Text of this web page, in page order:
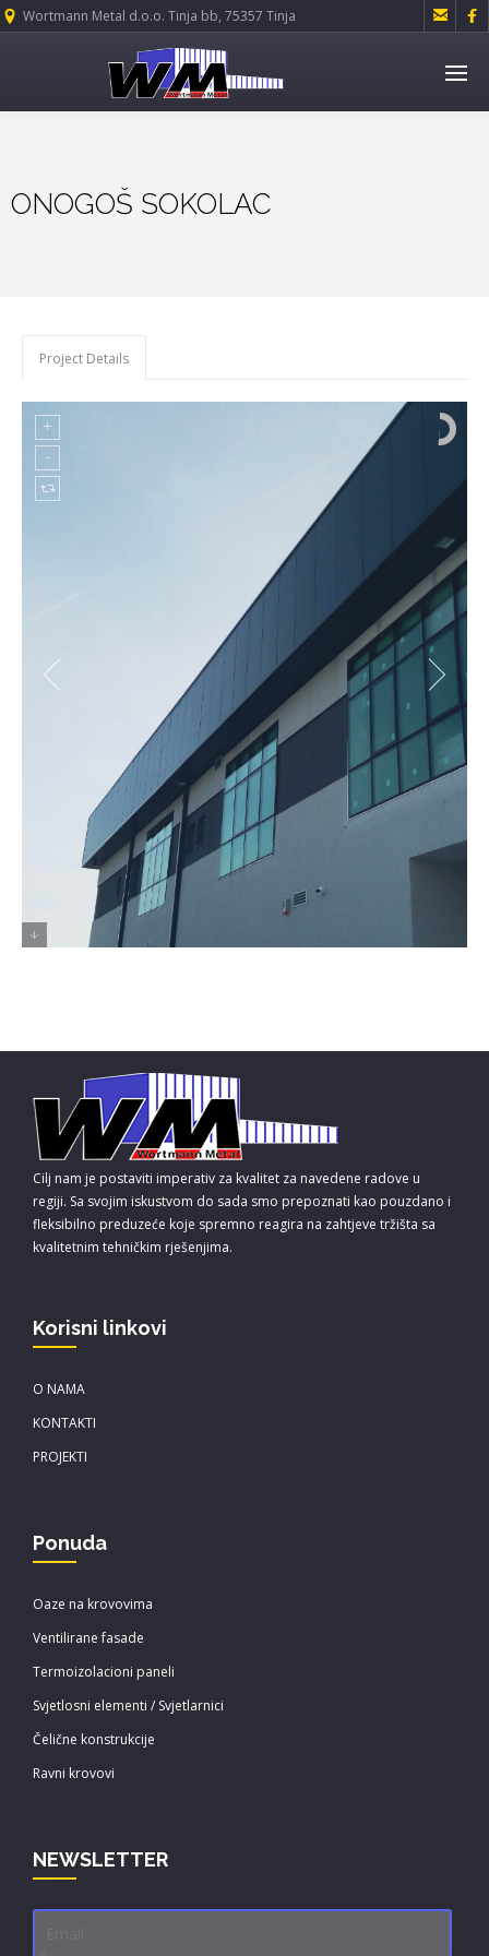
Wortmann Metal d.o.o. Tinja bb, 75357 Tinja  
ONOGOŠ SOKOLAC
Project Details
Cilj nam je postaviti imperativ za kvalitet za navedene radove u
regiji. Sa svojim iskustvom do sada smo prepoznati kao pouzdano i
fleksibilno preduzeće koje spremno reagira na zahtjeve tržišta sa
kvalitetnim tehničkim rješenjima.
Korisni linkovi
O NAMA
KONTAKTI
PROJEKTI
Ponuda
Oaze na krovovima
Ventilirane fasade
Termoizolacioni paneli
Svjetlosni elementi / Svjetlarnici
Čelične konstrukcije
Ravni krovovi
NEWSLETTER